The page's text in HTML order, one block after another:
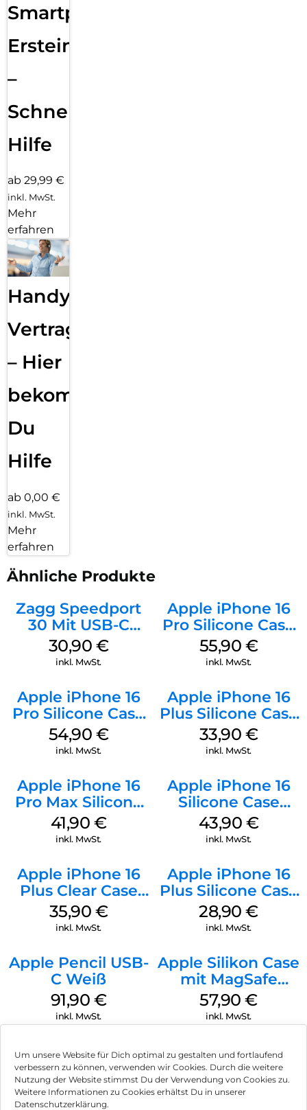
Um unsere Website für Dich optimal zu gestalten und fortlaufend
verbessern zu können, verwenden wir Cookies. Durch die weitere
Nutzung der Website stimmst Du der Verwendung von Cookies zu.
Weitere Informationen zu Cookies erhältst Du in unserer
Datenschutzerklärung.
Smartphone
Ersteinrichtung
–
Schnelle
Hilfe
ab 29,99 €
inkl. MwSt.
Mehr
erfahren
Handy
Vertragsabwicklung
– Hier
bekommst
Du
Hilfe
ab 0,00 €
inkl. MwSt.
Mehr
erfahren
Ähnliche Produkte
Zagg Speedport
30 Mit USB-C
Kabel Weiß
30,90 €
inkl. MwSt.
Apple iPhone 16
Pro Silicone Case
MagSafe Stone
Gray
55,90 €
inkl. MwSt.
Apple iPhone 16
Pro Silicone Case
MagSafe Black
54,90 €
inkl. MwSt.
Apple iPhone 16
Plus Silicone Case
MagSafe Lake
Green
33,90 €
inkl. MwSt.
Apple iPhone 16
Pro Max Silicone
Case MagSafe
Ultramarine
41,90 €
inkl. MwSt.
Apple iPhone 16
Silicone Case
MagSafe Plum
43,90 €
inkl. MwSt.
Apple iPhone 16
Plus Clear Case
MagSafe
Transparent
35,90 €
inkl. MwSt.
Apple iPhone 16
Plus Silicone Case
MagSafe Black
28,90€
inkl. MwSt.
Apple Pencil USB-
C Weiß
91,90 €
inkl. MwSt.
Apple Silikon Case
mit MagSafe
iPhone 14 Pro
(PRODUCT)RED
57,90€
inkl. MwSt.
Impressum